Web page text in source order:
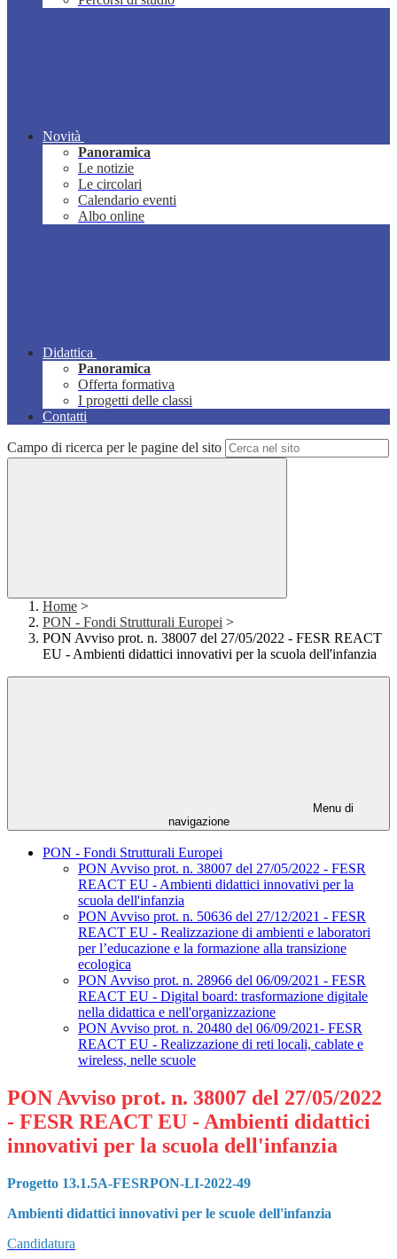
Novità
Panoramica
Le notizie
Le circolari
Calendario eventi
Albo online
Didattica
Panoramica
Offerta formativa
I progetti delle classi
Contatti
Campo di ricerca per le pagine del sito
Home >
PON - Fondi Strutturali Europei >
PON Avviso prot. n. 38007 del 27/05/2022 - FESR REACT
EU - Ambienti didattici innovativi per la scuola dell'infanzia
Menu di
navigazione
PON - Fondi Strutturali Europei
PON Avviso prot. n. 38007 del 27/05/2022 - FESR
REACT EU - Ambienti didattici innovativi per la
scuola dell'infanzia
PON Avviso prot. n. 50636 del 27/12/2021 - FESR
REACT EU - Realizzazione di ambienti e laboratori
per l’educazione e la formazione alla transizione
ecologica
PON Avviso prot. n. 28966 del 06/09/2021 - FESR
REACT EU - Digital board: trasformazione digitale
nella didattica e nell'organizzazione
PON Avviso prot. n. 20480 del 06/09/2021- FESR
REACT EU - Realizzazione di reti locali, cablate e
wireless, nelle scuole
PON Avviso prot. n. 38007 del 27/05/2022
- FESR REACT EU - Ambienti didattici
innovativi per la scuola dell'infanzia
Progetto 13.1.5A-FESRPON-LI-2022-49
Ambienti didattici innovativi per le scuole dell'infanzia
Candidatura